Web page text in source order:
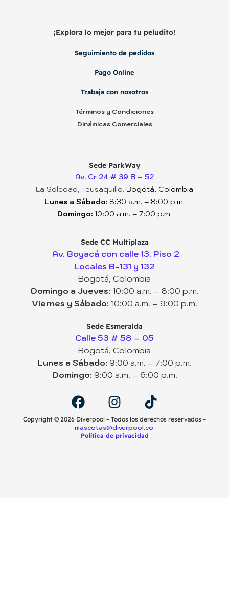
¡Explora lo mejor para tu peludito!
Seguimiento de pedidos
Pago Online
Trabaja con nosotros
Términos y Condiciones
Dinámicas Comerciales
Sede ParkWay
Av. Cr 24 # 39 B – 52
La Soledad, Teusaquillo. Bogotá, Colombia
Lunes a Sábado: 8:30 a.m. – 8:00 p.m.
Domingo: 10:00 a.m. – 7:00 p.m.
Sede CC Multiplaza
Av. Boyacá con calle 13. Piso 2
Locales B-131 y 132
Bogotá, Colombia
Domingo a Jueves: 10:00 a.m. – 8:00 p.m.
Viernes y Sábado: 10:00 a.m. – 9:00 p.m.
Sede Esmeralda
Calle 53 # 58 – 05
Bogotá, Colombia
Lunes a Sábado: 9:00 a.m. – 7:00 p.m.
Domingo: 9:00 a.m. – 6:00 p.m.
Copyright ©️ 2026 Diverpool – Todos los derechos reservados –
mascotas@diverpool.co
Política de privacidad